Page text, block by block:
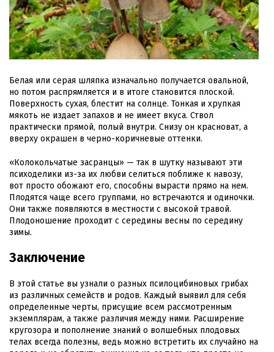
Белая или серая шляпка изначально получается овальной,
но потом распрямляется и в итоге становится плоской.
Поверхность сухая, блестит на солнце. Тонкая и хрупкая
мякоть не издает запахов и не имеет вкуса. Ствол
практически прямой, полый внутри. Снизу он красноват, а
вверху окрашен в черно-коричневые оттенки.
«Колокольчатые засранцы» — так в шутку называют эти
психоделики из-за их любви селиться поближе к навозу,
вот просто обожают его, способны вырасти прямо на нем.
Плодятся чаще всего группами, но встречаются и одиночки.
Они также появляются в местности с высокой травой.
Плодоношение проходит с середины весны по середину
зимы.
Заключение
В этой статье вы узнали о разных псилоцибиновых грибах
из различных семейств и родов. Каждый выявил для себя
определенные черты, присущие всем рассмотренным
экземплярам, а также различия между ними. Расширение
кругозора и пополнение знаний о волшебных плодовых
телах всегда полезны, ведь можно встретить их случайно на